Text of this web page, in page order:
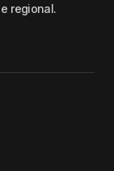
regional.